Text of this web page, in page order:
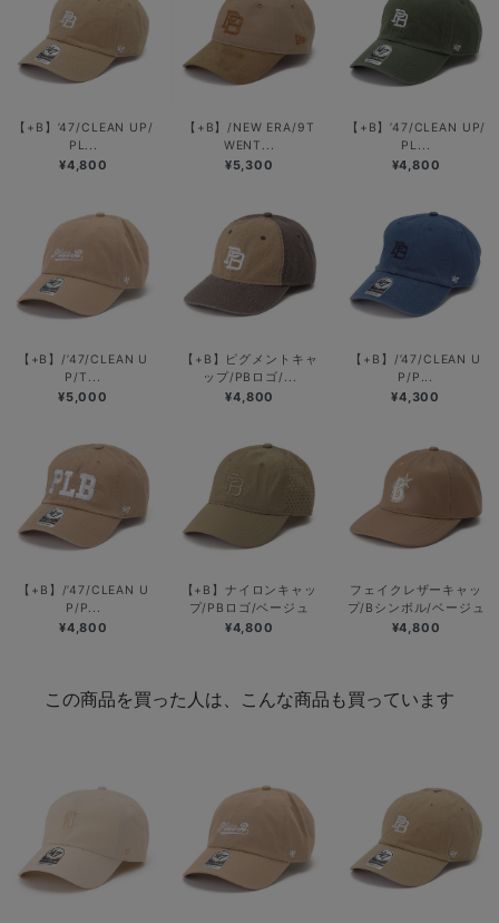
【+B】’47/CLEAN UP/
PL...
¥4,800
【+B】/NEW ERA/9T
WENT...
¥5,300
【+B】’47/CLEAN UP/
PL...
¥4,800
【+B】/’47/CLEAN U
P/T...
¥5,000
【+B】ピグメントキャ
ップ/PBロゴ/...
¥4,800
【+B】/’47/CLEAN U
P/P...
¥4,300
【+B】/’47/CLEAN U
P/P...
¥4,800
【+B】ナイロンキャッ
プ/PBロゴ/ベージュ
¥4,800
フェイクレザーキャッ
プ/Bシンボル/ベージュ
¥4,800
この商品を買った人は、こんな商品も買っています